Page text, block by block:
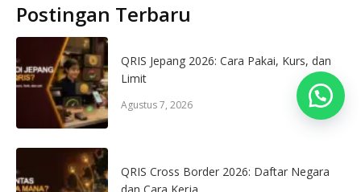
Postingan Terbaru
QRIS Jepang 2026: Cara Pakai, Kurs, dan
Limit
Agustus 7, 2026
QRIS Cross Border 2026: Daftar Negara